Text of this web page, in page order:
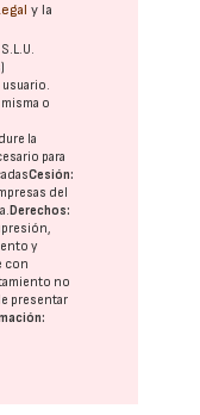
y la
o
la
para
Cesión:
del
Derechos:
y
con
no
presentar